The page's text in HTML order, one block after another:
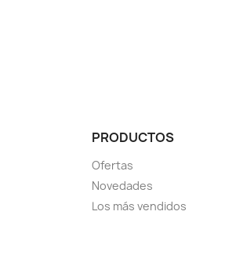
PRODUCTOS
Ofertas
Novedades
Los más vendidos